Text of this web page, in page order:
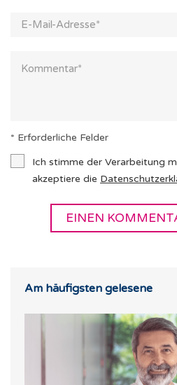
* Erforderliche Felder
Ich stimme der Verarbeitung
akzeptiere die
Am häufigsten gelesene